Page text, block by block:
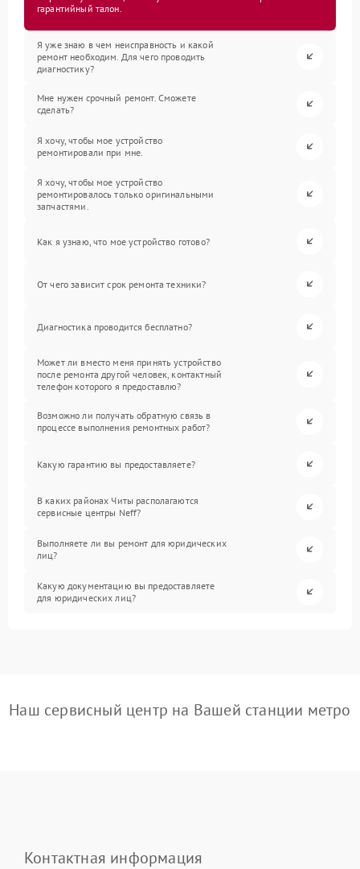
гарантийный талон.
Я уже знаю в чем неисправность и какой
ремонт необходим. Для чего проводить
диагностику?
Мне нужен срочный ремонт. Сможете
сделать?
Я хочу, чтобы мое устройство
ремонтировали при мне.
Я хочу, чтобы мое устройство
ремонтировалось только оригинальными
запчастями.
Как я узнаю, что мое устройство готово?
От чего зависит срок ремонта техники?
Диагностика проводится бесплатно?
Может ли вместо меня принять устройство
после ремонта другой человек, контактный
телефон которого я предоставлю?
Возможно ли получать обратную связь в
процессе выполнения ремонтных работ?
Какую гарантию вы предоставляете?
В каких районах Читы располагаются
сервисные центры Neff?
Выполняете ли вы ремонт для юридических
лиц?
Какую документацию вы предоставляете
для юридических лиц?
Наш сервисный центр на Вашей станции метро
Контактная информация